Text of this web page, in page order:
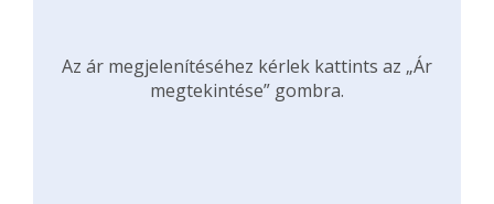
Az ár megjelenítéséhez kérlek kattints az „Ár
megtekintése” gombra.